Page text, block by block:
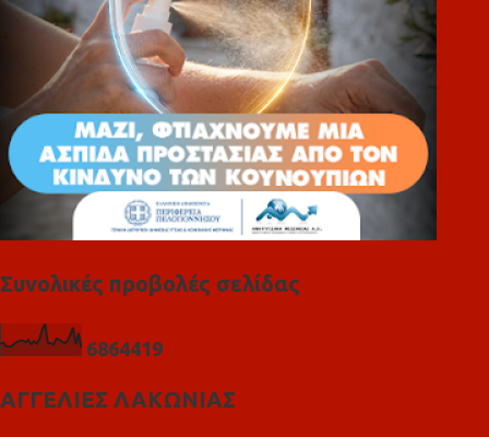
Συνολικές προβολές σελίδας
6864419
ΑΓΓΕΛΙΕΣ ΛΑΚΩΝΙΑΣ